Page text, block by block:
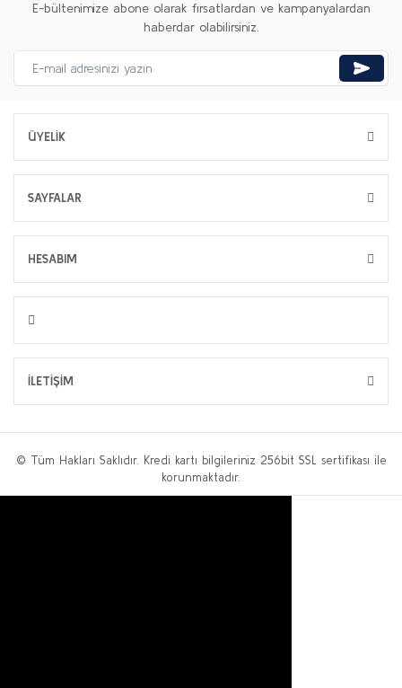
E-bültenimize abone olarak fırsatlardan ve kampanyalardan
haberdar olabilirsiniz.
ÜYELİK
SAYFALAR
HESABIM
İLETİŞİM
© Tüm Hakları Saklıdır. Kredi kartı bilgileriniz 256bit SSL sertifikası ile
korunmaktadır.